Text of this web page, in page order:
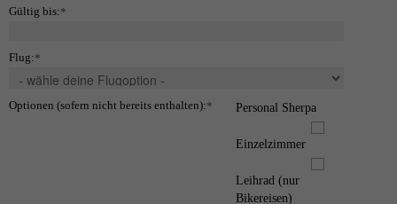
Gültig bis:*
Flug:*
Optionen (sofern nicht bereits enthalten):* Personal Sherpa
Einzelzimmer
Leihrad (nur
Bikereisen)